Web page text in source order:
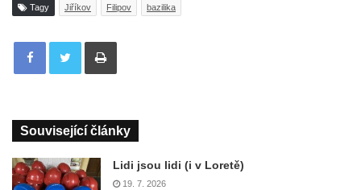
Tagy Jiříkov Filipov bazilika
Tisknout
Související články
Lidi jsou lidi (i v Loretě)
19. 7. 2026